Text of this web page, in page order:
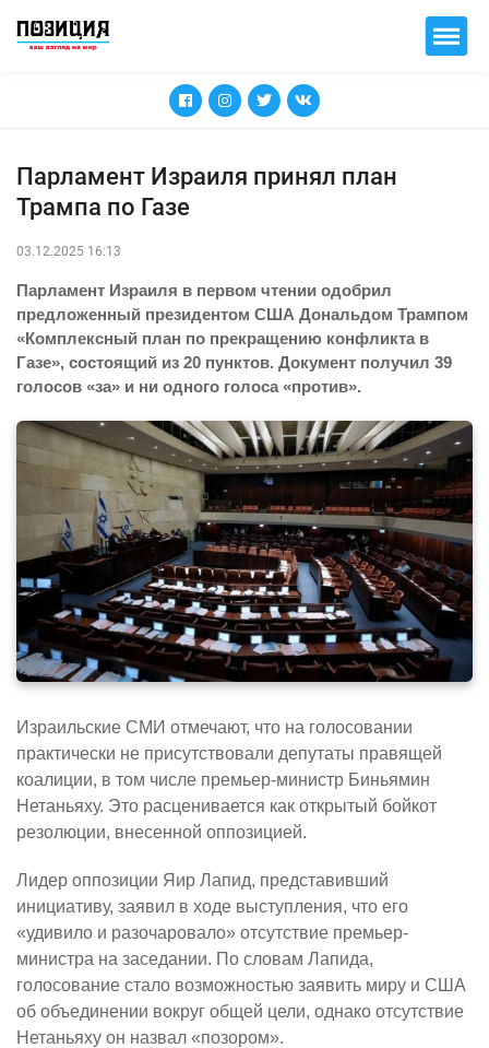
Парламент Израиля принял план
Трампа по Газе
03.12.2025 16:13
Парламент Израиля в первом чтении одобрил
предложенный президентом США Дональдом Трампом
«Комплексный план по прекращению конфликта в
Газе», состоящий из 20 пунктов. Документ получил 39
голосов «за» и ни одного голоса «против».
Израильские СМИ отмечают, что на голосовании
практически не присутствовали депутаты правящей
коалиции, в том числе премьер-министр Биньямин
Нетаньяху. Это расценивается как открытый бойкот
резолюции, внесенной оппозицией.
Лидер оппозиции Яир Лапид, представивший
инициативу, заявил в ходе выступления, что его
«удивило и разочаровало» отсутствие премьер-
министра на заседании. По словам Лапида,
голосование стало возможностью заявить миру и США
об объединении вокруг общей цели, однако отсутствие
Нетаньяху он назвал «позором».